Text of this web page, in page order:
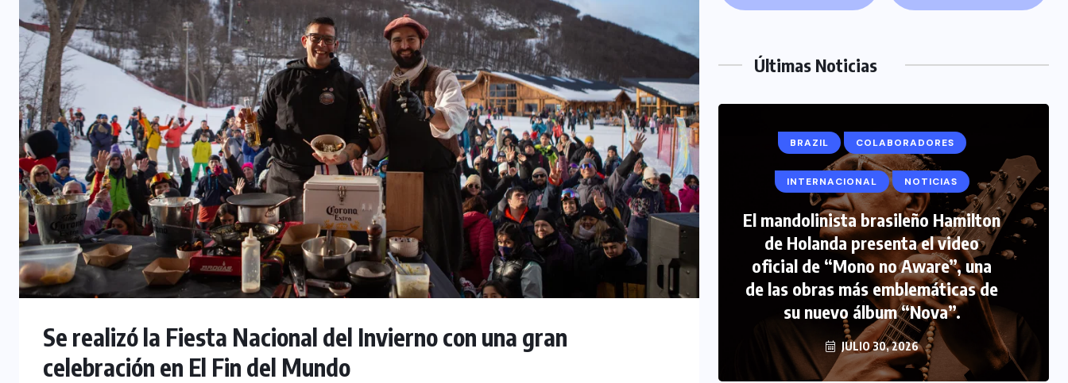
Se realizó la Fiesta Nacional del Invierno con una gran
celebración en El Fin del Mundo
Últimas Noticias
COLABORADORES MÉXICO
NOTICIAS
EL FIN DEL MILAGRO BOHEMIO:
TULUM EN BANCARROTA
TURÍSTICA POR ABUSOS Y FALTA
JUNIO 24, 2026
BRAZIL COLABORADORES
INTERNACIONAL NOTICIAS
El mandolinista brasileño Hamilton
de Holanda presenta el video
oficial de “Mono no Aware”, una
de las obras más emblemáticas de
su nuevo álbum “Nova”.
JULIO 30, 2026
COLABORADORES INTERNACIONAL
NOTICIAS PERIODISMO TURISTICO
FIPETUR se solidariza con
Venezuela
JUNIO 29, 2026